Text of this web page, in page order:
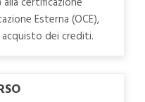
Esterna (OCE),
dei crediti.